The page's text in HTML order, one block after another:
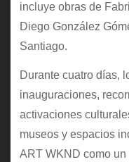
incluye obras de
Diego González
Santiago.
Durante cuatro días,
inauguraciones,
activaciones
museos y espacios
ART WKND como